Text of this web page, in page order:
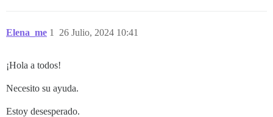
Elena_me 26 Julio, 2024 10:41
1
¡Hola a todos!
Necesito su ayuda.
Estoy desesperado.